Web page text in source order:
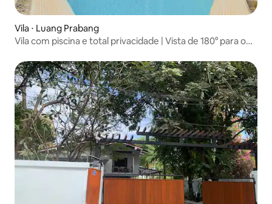
Vila ⋅ Luang Prabang
Vila com piscina e total privacidade | Vista de 180° para o